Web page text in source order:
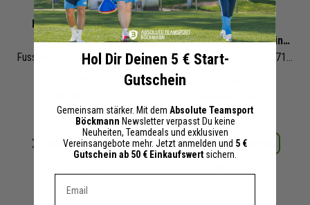
Erima 10er Ballpaket
Hybrid Training 2.0
Fussball Grösse 5 rot grün | 7192416
Details Merken
Erima 10er Jugend
Ballpaket Hybrid Training
2.0
Fussball Grösse 4 350g | 7192602
Details Merken
Hol Dir Deinen 5 € Start-
Gutschein
Gemeinsam stärker. Mit dem Absolute Teamsport
Böckmann Newsletter verpasst Du keine
Neuheiten, Teamdeals und exklusiven
Vereinsangebote mehr. Jetzt anmelden und 5 €
Gutschein ab 50 € Einkaufswert sichern.
Dein E-mail Adresse